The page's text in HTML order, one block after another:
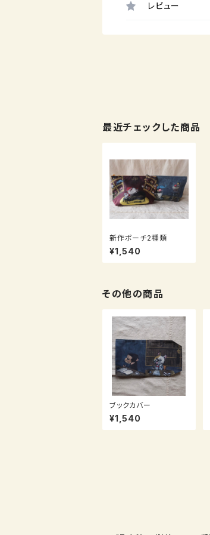
レビュー
最近チェックした商品
新作ポーチ2種類
¥1,540
その他の商品
ブックカバー
¥1,540